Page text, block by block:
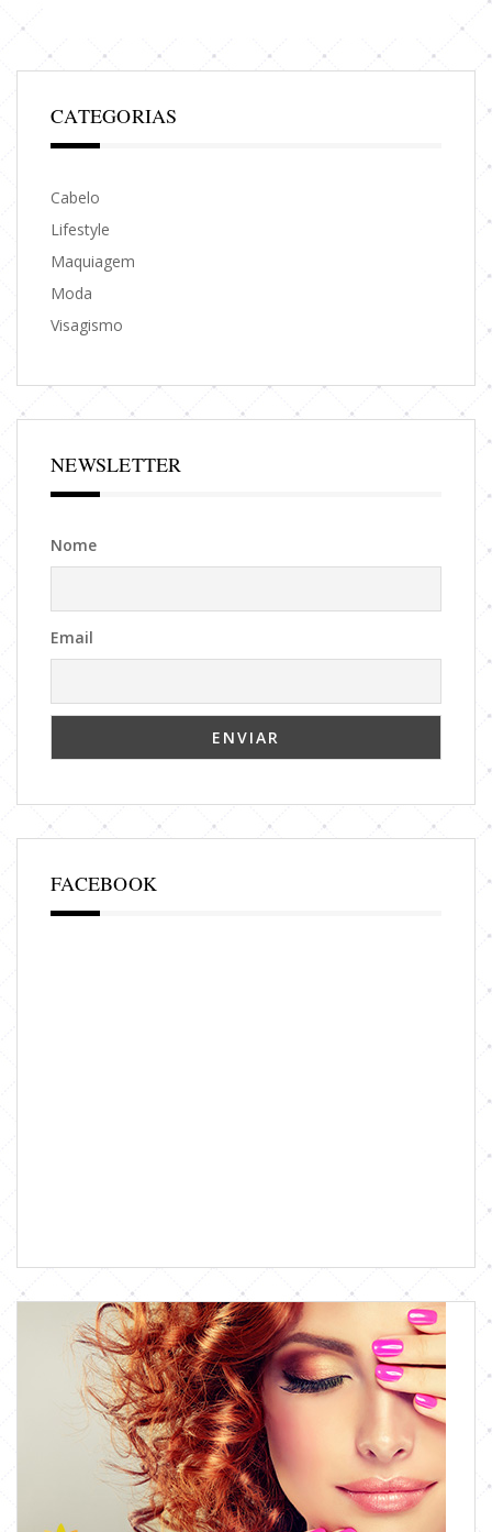
CATEGORIAS
Cabelo
Lifestyle
Maquiagem
Moda
Visagismo
NEWSLETTER
Nome
Email
FACEBOOK